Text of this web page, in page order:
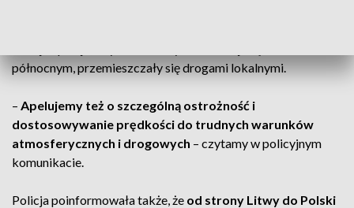
północnym, przemieszczały się drogami lokalnymi.
– Apelujemy też o szczególną ostrożność i
dostosowywanie prędkości do trudnych warunków
atmosferycznych i drogowych – czytamy w policyjnym
komunikacie.
Policja poinformowała także, że od strony Litwy do Polski